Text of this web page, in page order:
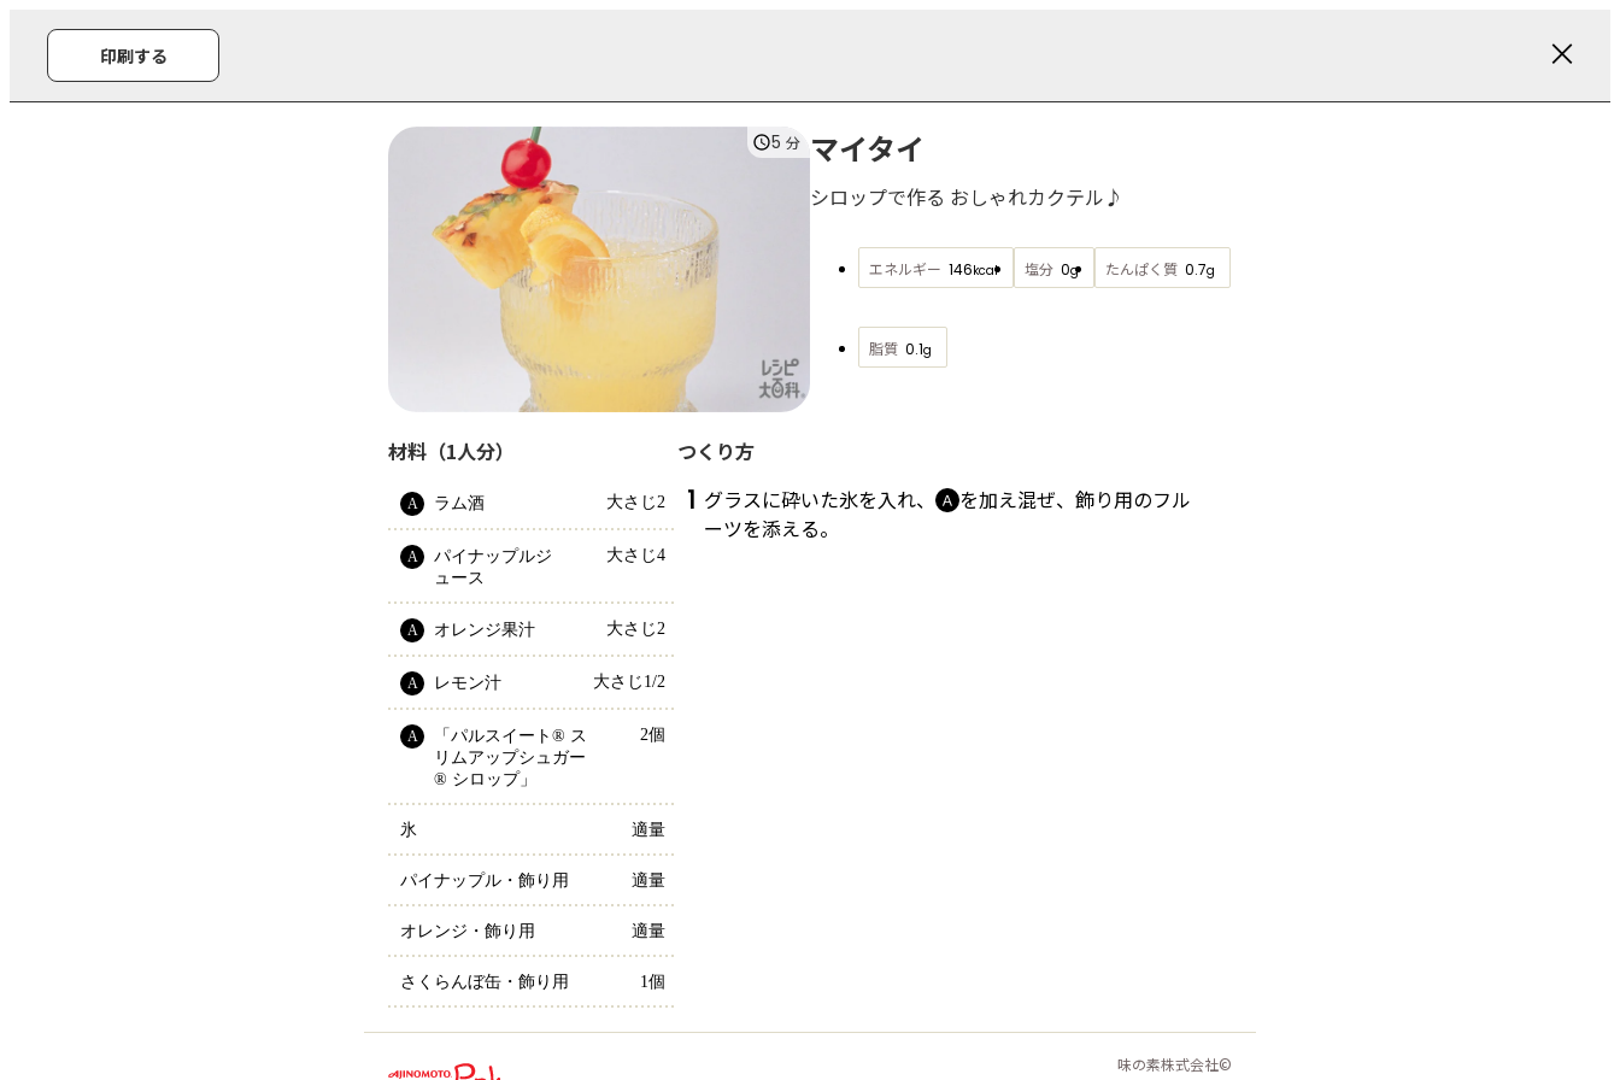
印刷する
5 分 マイタイ
シロップで作る おしゃれカクテル♪
エネルギー 146kcal 塩分 0g たんぱく質 0.7g
脂質 0.1g
材料（1人分）
A ラム酒 大さじ2
A
パイナップルジ
ュース
大さじ4
A オレンジ果汁 大さじ2
A レモン汁 大さじ1/2
A
「パルスイート® ス
リムアップシュガー
® シロップ」
2個
氷 適量
パイナップル・飾り用 適量
オレンジ・飾り用 適量
さくらんぼ缶・飾り用 1個
つくり方
1 グラスに砕いた氷を入れ、 Ａ を加え混ぜ、飾り用のフル
ーツを添える。
味の素株式会社©